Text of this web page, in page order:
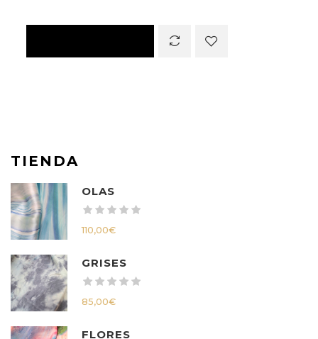
TIENDA
OLAS
110,00€
GRISES
85,00€
FLORES